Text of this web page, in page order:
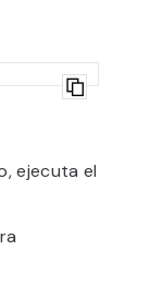
ejecuta el